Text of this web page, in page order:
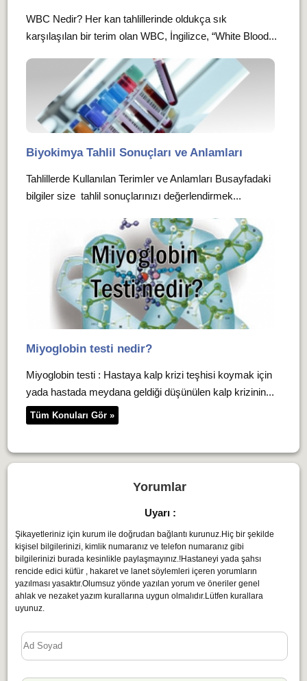
WBC Nedir? Her kan tahlillerinde oldukça sık
karşılaşılan bir terim olan WBC, İngilizce, “White Blood...
Biyokimya Tahlil Sonuçları ve Anlamları
Tahlillerde Kullanılan Terimler ve Anlamları Busayfadaki
bilgiler size tahlil sonuçlarınızı değerlendirmek...
Miyoglobin testi nedir?
Miyoglobin testi : Hastaya kalp krizi teşhisi koymak için
yada hastada meydana geldiği düşünülen kalp krizinin...
Tüm Konuları Gör »
Yorumlar
Uyarı :
Şikayetleriniz için kurum ile doğrudan bağlantı kurunuz.Hiç bir şekilde
kişisel bilgilerinizi, kimlik numaranız ve telefon numaranız gibi
bilgilerinizi burada kesinlikle paylaşmayınız.!Hastaneyi yada şahsı
rencide edici küfür , hakaret ve lanet söylemleri içeren yorumların
yazılması yasaktır.Olumsuz yönde yazılan yorum ve öneriler genel
ahlak ve nezaket yazım kurallarına uygun olmalıdır.Lütfen kurallara
uyunuz.